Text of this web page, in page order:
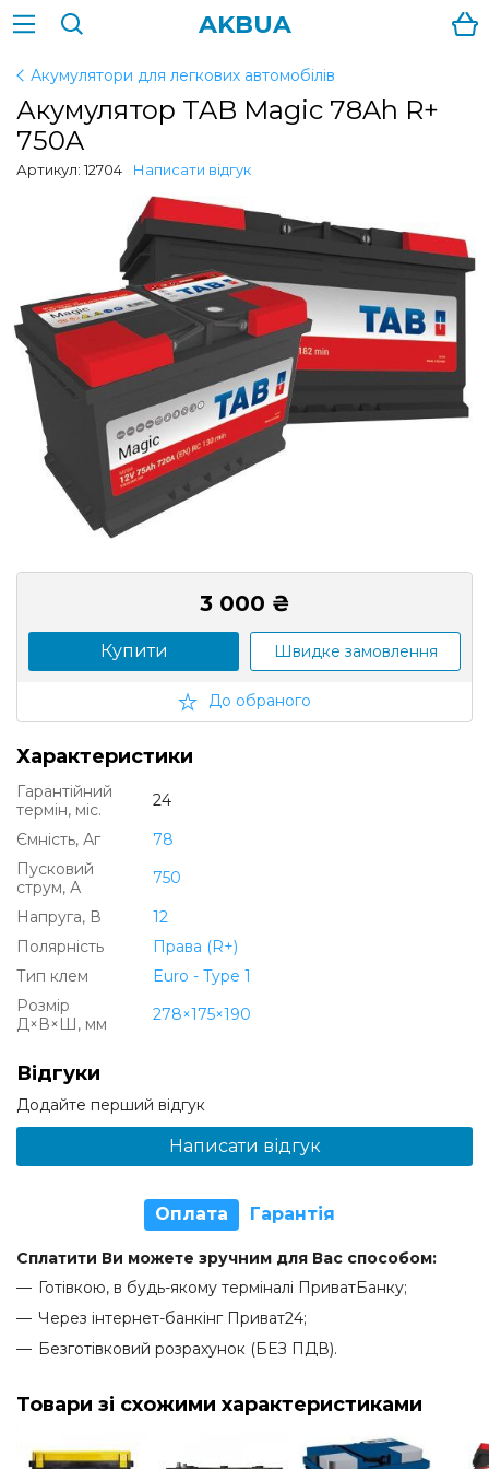
Акумулятори для легкових автомобілів
Акумулятор TAB Magic 78Ah R+
750A
Артикул: 12704 Написати відгук
3 000 ₴
Купити Швидке замовлення
До обраного
Характеристики
Гарантійний
термін, міс.
24
Ємність, Аг
78
Пусковий
струм, А
750
Напруга, В
12
Полярність
Права (R+)
Тип клем
Euro - Type 1
Розмір
Д×В×Ш, мм
278×175×190
Відгуки
Додайте перший відгук
Написати відгук
Оплата Гарантія
Сплатити Ви можете зручним для Вас способом:
Готівкою, в будь-якому терміналі ПриватБанку;
Через інтернет-банкінг Приват24;
Безготівковий розрахунок (БЕЗ ПДВ).
Товари зі схожими характеристиками
AKBUA